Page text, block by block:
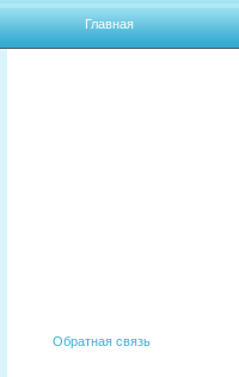
Главная
Обратная связь